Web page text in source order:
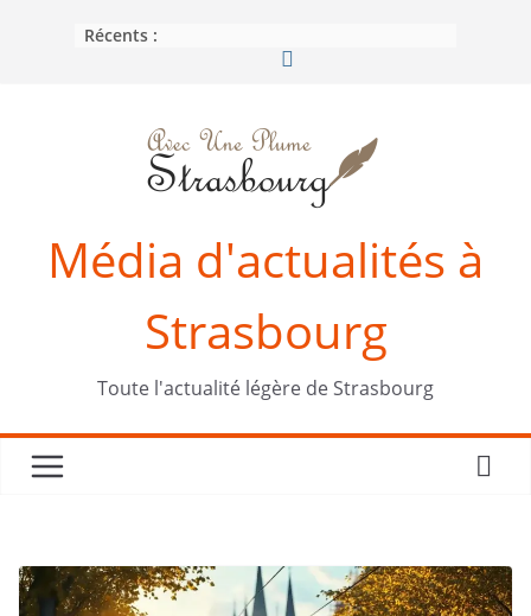
Récents :
Média d'actualités à
Strasbourg
Toute l'actualité légère de Strasbourg